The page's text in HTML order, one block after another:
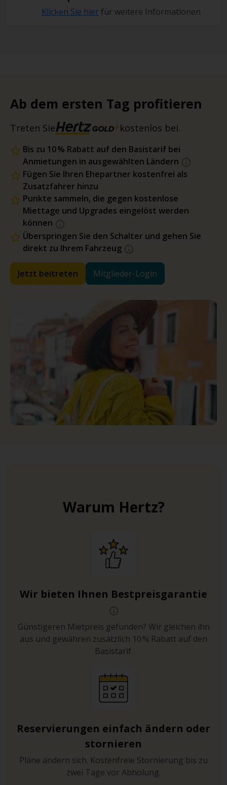
Klicken Sie hier für weitere Informationen
Ab dem ersten Tag profitieren
Treten Sie kostenlos bei.
Bis zu 10 % Rabatt auf den Basistarif bei
Anmietungen in ausgewählten Ländern
Fügen Sie Ihren Ehepartner kostenfrei als
Zusatzfahrer hinzu
Punkte sammeln, die gegen kostenlose
Miettage und Upgrades eingelöst werden
können
Überspringen Sie den Schalter und gehen Sie
direkt zu Ihrem Fahrzeug
Jetzt beitreten Mitglieder-Login
Warum Hertz?
Wir bieten Ihnen Bestpreisgarantie
Günstigeren Mietpreis gefunden? Wir gleichen ihn
aus und gewähren zusätzlich 10 % Rabatt auf den
Basistarif.
Reservierungen einfach ändern oder
stornieren
Pläne ändern sich. Kostenfreie Stornierung bis zu
zwei Tage vor Abholung.